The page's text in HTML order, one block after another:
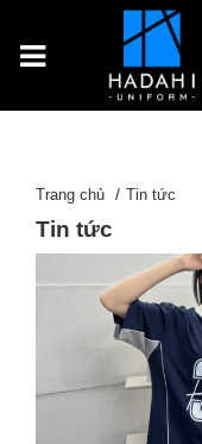
Trang chủ Tin tức
Tin tức